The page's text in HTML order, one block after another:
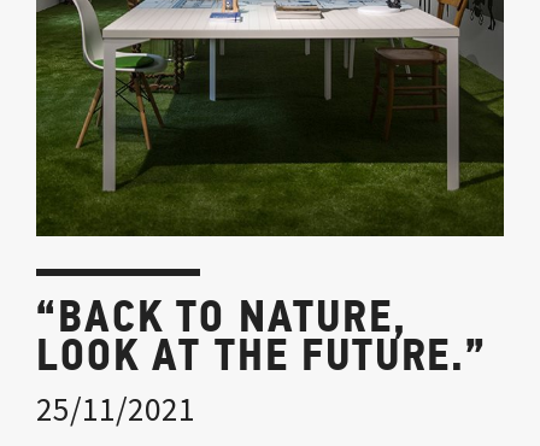
“BACK TO NATURE,
LOOK AT THE FUTURE.”
25/11/2021